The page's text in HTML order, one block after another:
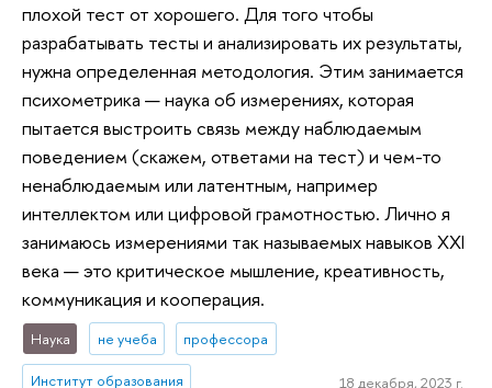
плохой тест от хорошего. Для того чтобы
разрабатывать тесты и анализировать их результаты,
нужна определенная методология. Этим занимается
психометрика — наука об измерениях, которая
пытается выстроить связь между наблюдаемым
поведением (скажем, ответами на тест) и чем-то
ненаблюдаемым или латентным, например
интеллектом или цифровой грамотностью. Лично я
занимаюсь измерениями так называемых навыков XXI
века — это критическое мышление, креативность,
коммуникация и кооперация.
Наука не учеба профессора
Институт образования 18 декабря, 2023 г.